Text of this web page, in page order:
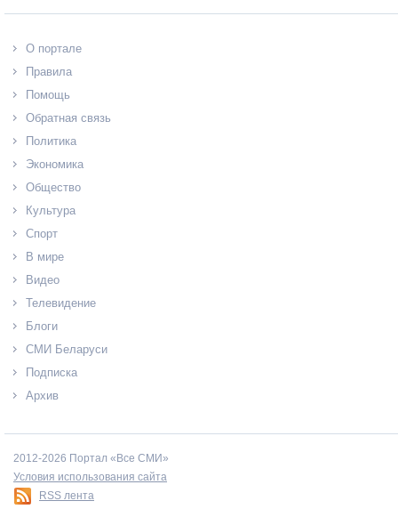
О портале
Правила
Помощь
Обратная связь
Политика
Экономика
Общество
Культура
Спорт
В мире
Видео
Телевидение
Блоги
СМИ Беларуси
Подписка
Архив
2012-2026 Портал «Все СМИ»
Условия использования сайта
RSS лента